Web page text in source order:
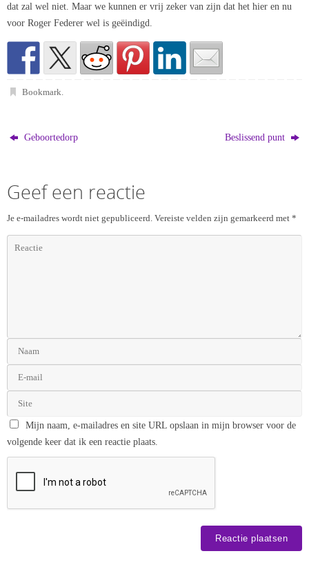
dat zal wel niet. Maar we kunnen er vrij zeker van zijn dat het hier en nu
voor Roger Federer wel is geëindigd.
Bookmark.
Geboortedorp Beslissend punt
Geef een reactie
Je e-mailadres wordt niet gepubliceerd. Vereiste velden zijn gemarkeerd met *
Mijn naam, e-mailadres en site URL opslaan in mijn browser voor de
volgende keer dat ik een reactie plaats.